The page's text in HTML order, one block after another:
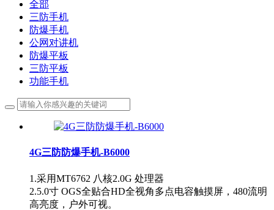
全部
三防手机
防爆手机
公网对讲机
防爆平板
三防平板
功能手机
4G三防防爆手机-B6000
1.采用MT6762 八核2.0G 处理器
2.5.0寸 OGS全贴合HD全视角多点电容触摸屏，480流明
高亮度，户外可视。